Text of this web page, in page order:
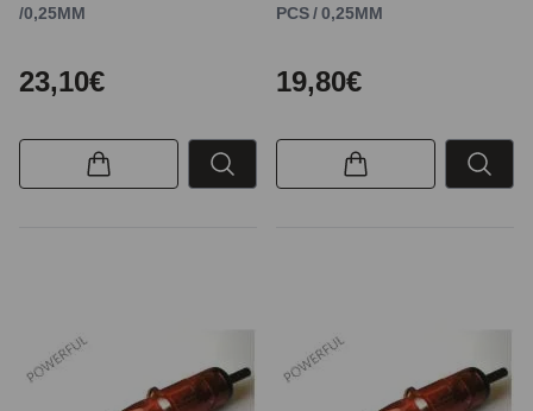
/0,25MM
23,10€
PCS / 0,25MM
19,80€